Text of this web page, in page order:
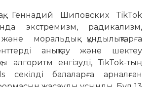
Геннадий Ши­повских TikTok
экс­тремизм, радикализм,
моральдық құндылықтарға
анықтау және шектеу
алгоритм енгізуді, TikTok-тың
секілді балаларға ар­налған